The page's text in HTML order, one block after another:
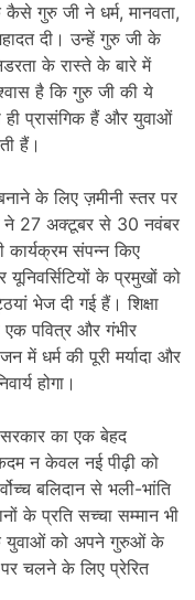
कैसे गुरु जी ने धर्म, मानवता,
दी। उन्हें गुरु जी के
के रास्ते के बारे में
है कि गुरु जी की ये
ही प्रासंगिक हैं और युवाओं
हैं।
के लिए ज़मीनी स्तर पर
ने 27 अक्टूबर से 30 नवंबर
संपन्न किए
के प्रमुखों को
भेज दी गई हैं। शिक्षा
एक पवित्र और गंभीर
में धर्म की पूरी मर्यादा और
होगा।
का एक बेहद
न केवल नई पीढ़ी को
बलिदान से भली-भांति
के प्रति सच्चा सम्मान भी
युवाओं को अपने गुरुओं के
चलने के लिए प्रेरित